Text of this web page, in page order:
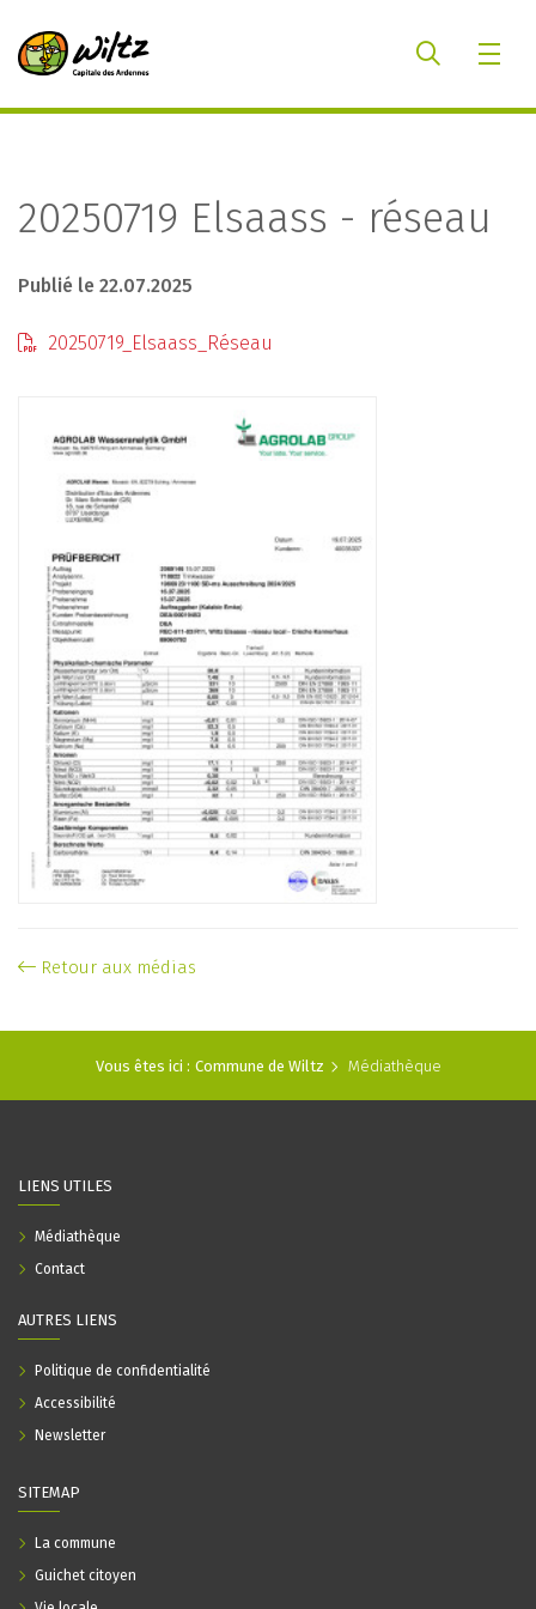
20250719 Elsaass - réseau
Publié le 22.07.2025
20250719_Elsaass_Réseau
Retour aux médias
Vous êtes ici : Commune de Wiltz Médiathèque
SITEMAP
La commune
Guichet citoyen
LIENS UTILES
Médiathèque
Contact
AUTRES LIENS
Politique de confidentialité
Accessibilité
Newsletter